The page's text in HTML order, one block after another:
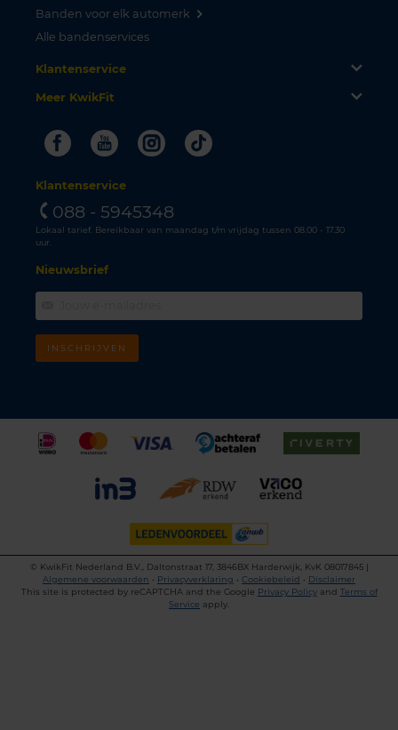
Banden voor elk automerk
Alle bandenservices
Klantenservice
Meer KwikFit
FacebookYoutubeInstagram
Tiktok
Klantenservice
088 - 5945348
Lokaal tarief. Bereikbaar van maandag t/m vrijdag tussen 08.00 - 17.30
uur.
Nieuwsbrief
INSCHRIJVEN
©
KwikFit Nederland B.V., Daltonstraat 17, 3846BX Harderwijk, KvK 08017845 |
Algemene voorwaarden • Privacyverklaring • Cookiebeleid • Disclaimer
This site is protected by reCAPTCHA and the Google Privacy Policyand Terms of
Service apply.